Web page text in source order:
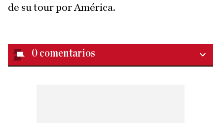
de su tour por América.
0 comentarios